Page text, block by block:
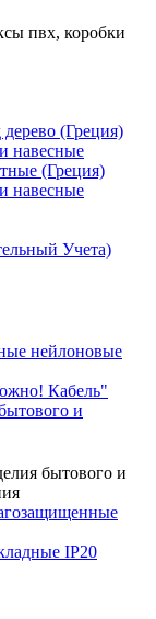
пвх, коробки
(Греция)
навесные
(Греция)
навесные
Учета)
нейлоновые
Кабель"
и
бытового и
IP20